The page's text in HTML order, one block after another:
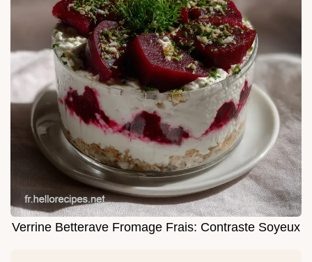
Verrine Betterave Fromage Frais: Contraste Soyeux